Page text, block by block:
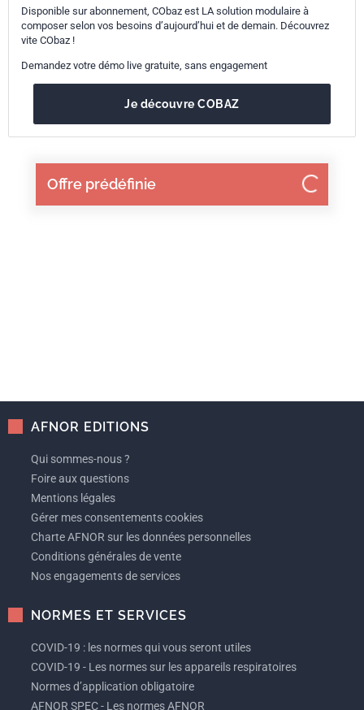
Offre prédéfinie
Disponible sur abonnement, CObaz est LA solution modulaire à
composer selon vos besoins d’aujourd’hui et de demain. Découvrez
vite CObaz !
Demandez votre démo live gratuite, sans engagement
Je découvre COBAZ
AFNOR EDITIONS
Qui sommes-nous ?
Foire aux questions
Mentions légales
Gérer mes consentements cookies
Charte AFNOR sur les données personnelles
Conditions générales de vente
Nos engagements de services
NORMES ET SERVICES
COVID-19 : les normes qui vous seront utiles
COVID-19 - Les normes sur les appareils respiratoires
Normes d’application obligatoire
AFNOR SPEC - Les normes AFNOR